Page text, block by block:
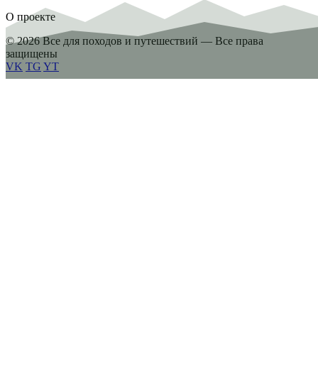
О проекте
© 2026 Все для походов и путешествий — Все права
защищены
VK TG YT